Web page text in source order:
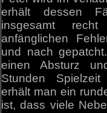
erhält dessen
insgesamt
anfänglichen
und nach
einen Absturz
Stunden
erhält man ein
ist, dass viele